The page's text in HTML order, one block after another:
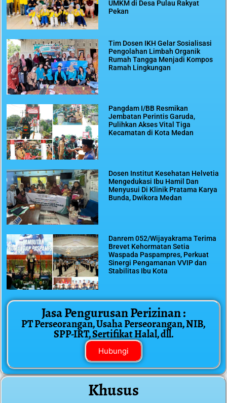
UMKM di Desa Pulau Rakyat
Pekan
Tim Dosen IKH Gelar Sosialisasi
Pengolahan Limbah Organik
Rumah Tangga Menjadi Kompos
Ramah Lingkungan
Pangdam I/BB Resmikan
Jembatan Perintis Garuda,
Pulihkan Akses Vital Tiga
Kecamatan di Kota Medan
Dosen Institut Kesehatan Helvetia
Mengedukasi Ibu Hamil Dan
Menyusui Di Klinik Pratama Karya
Bunda, Dwikora Medan
Danrem 052/Wijayakrama Terima
Brevet Kehormatan Setia
Waspada Paspampres, Perkuat
Sinergi Pengamanan VVIP dan
Stabilitas Ibu Kota
Jasa Pengurusan Perizinan :
PT Perseorangan, Usaha Perseorangan, NIB,
SPP-IRT, Sertifikat Halal, dll.
Hubungi
Khusus